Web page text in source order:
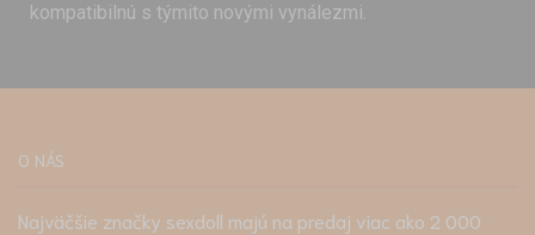
kompatibilnú s týmito novými vynálezmi.
O NÁS
Najväčšie značky sexdoll majú na predaj viac ako 2 000